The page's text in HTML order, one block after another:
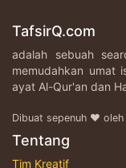
TafsirQ.com
adalah sebuah
memudahkan umat
ayat Al-Qur'an dan
Dibuat sepenuh ♥
Tentang
Tim Kreatif